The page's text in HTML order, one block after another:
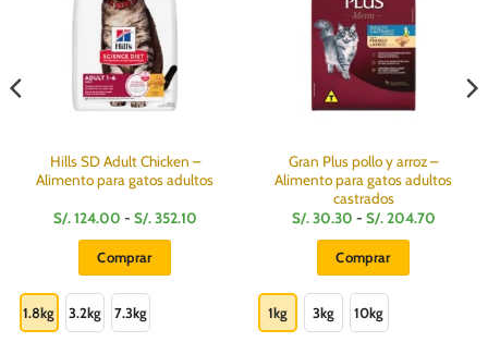
Hills SD Adult Chicken –
Alimento para gatos adultos
S/.124.00 - S/.352.10Rango
Comprar
producto
tiene
1.8kg 3.2kg 7.3kg
Gran Plus pollo y arroz –
Alimento para gatos adultos
castrados
S/.30.30 - S/.204.70Rango
Comprar
producto
tiene
1kg 3kg 10kg